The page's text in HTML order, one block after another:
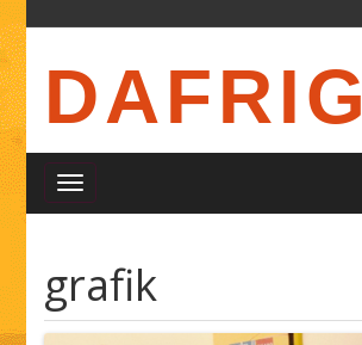
DAFRIG
grafik